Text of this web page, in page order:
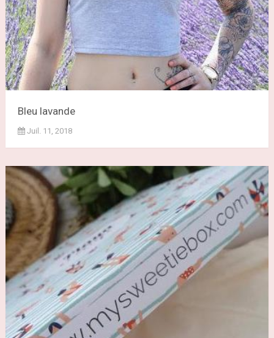
Bleu lavande
Juil. 11, 2018